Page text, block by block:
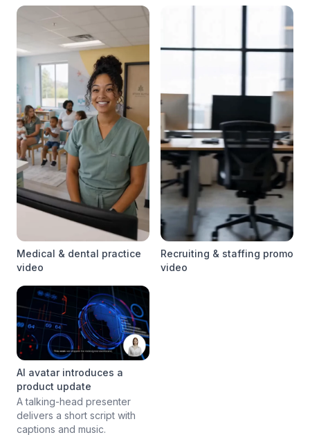
Medical & dental practice
video
Recruiting & staffing promo
video
AI avatar introduces a
product update
A talking-head presenter
delivers a short script with
captions and music.